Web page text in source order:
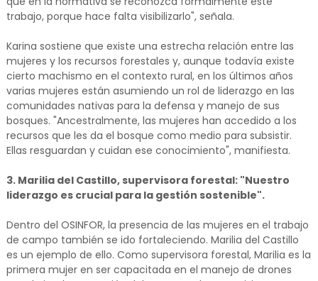
trabajo, porque hace falta visibilizarlo", señala.
Karina sostiene que existe una estrecha relación entre las
mujeres y los recursos forestales y, aunque todavía existe
cierto machismo en el contexto rural, en los últimos años
varias mujeres están asumiendo un rol de liderazgo en las
comunidades nativas para la defensa y manejo de sus
bosques. "Ancestralmente, las mujeres han accedido a los
recursos que les da el bosque como medio para subsistir.
Ellas resguardan y cuidan ese conocimiento", manifiesta.
3. Marilia del Castillo, supervisora forestal: "Nuestro
liderazgo es crucial para la gestión sostenible".
Dentro del OSINFOR, la presencia de las mujeres en el trabajo
de campo también se ido fortaleciendo. Marilia del Castillo
es un ejemplo de ello. Como supervisora forestal, Marilia es la
primera mujer en ser capacitada en el manejo de drones